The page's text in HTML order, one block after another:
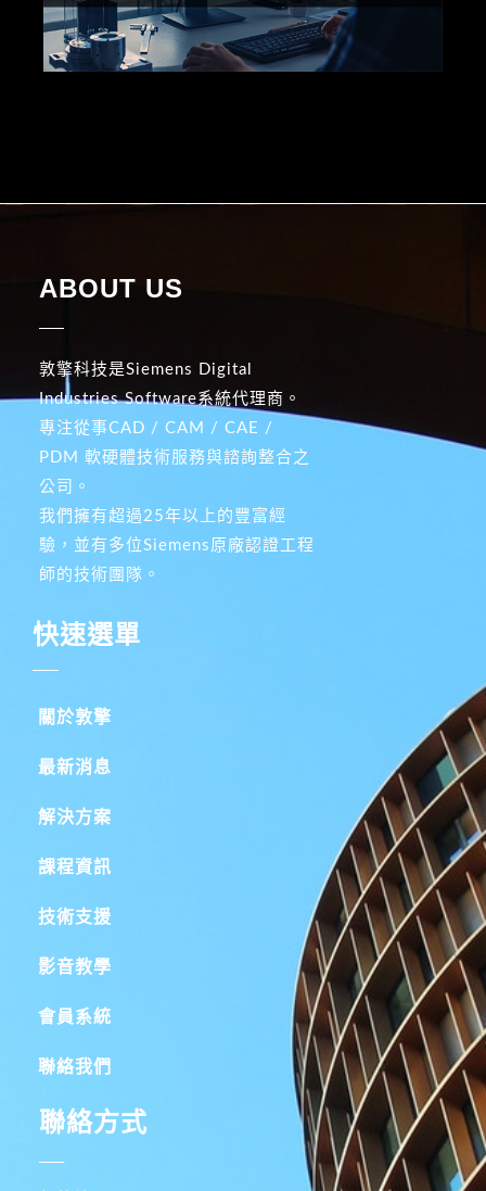
ABOUT US
敦擎科技是Siemens Digital
Industries Software系統代理商。
專注從事CAD / CAM / CAE /
PDM 軟硬體技術服務與諮詢整合之
公司。
我們擁有超過25年以上的豐富經
驗，並有多位Siemens原廠認證工程
師的技術團隊。
快速選單
關於敦擎
最新消息
解決方案
課程資訊
技術支援
影音教學
會員系統
聯絡我們
聯絡方式